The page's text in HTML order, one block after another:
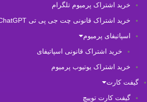
خرید اشتراک پرمیوم تلگرام
خرید اشتراک قانونی چت جی پی تی ChatGPT
اسپاتیفای پرمیوم
خرید اشتراک قانونی اسپاتیفای
خرید اشتراک یوتیوب پرمیوم
گیفت کارت
گیفت کارت توییچ